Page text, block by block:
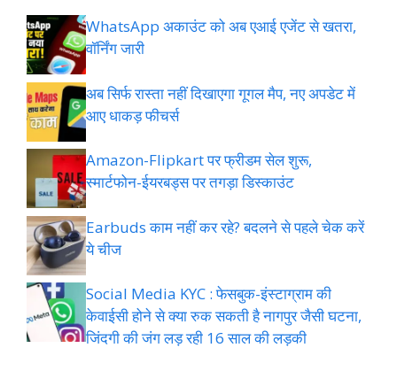
WhatsApp अकाउंट को अब एआई एजेंट से खतरा,
वॉर्निंग जारी
अब सिर्फ रास्ता नहीं दिखाएगा गूगल मैप, नए अपडेट में
आए धाकड़ फीचर्स
Amazon-Flipkart पर फ्रीडम सेल शुरू,
स्मार्टफोन-ईयरबड्स पर तगड़ा डिस्काउंट
Earbuds काम नहीं कर रहे? बदलने से पहले चेक करें
ये चीज
Social Media KYC : फेसबुक-इंस्टाग्राम की
केवाईसी होने से क्या रुक सकती है नागपुर जैसी घटना,
जिंदगी की जंग लड़ रही 16 साल की लड़की